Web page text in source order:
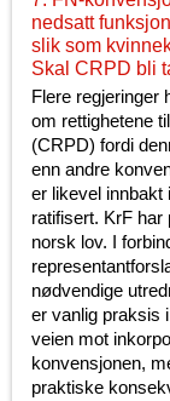
nedsatt
slik som
Skal CRPD bli
Flere regjeringer
om rettighetene
(CRPD) fordi
enn andre
er likevel innbakt
ratifisert. KrF
norsk lov. I
nødvendige
er vanlig praksis
veien mot
konvensjonen,
praktiske